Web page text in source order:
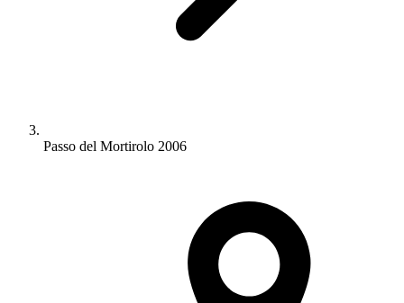
Passo del Mortirolo 2006